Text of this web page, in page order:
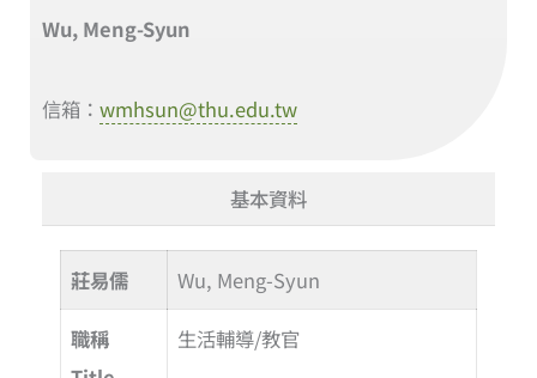
Wu, Meng-Syun
信箱： wmhsun@thu.edu.tw
基本資料
莊易儒 Wu, Meng-Syun
職稱
生活輔導/教官